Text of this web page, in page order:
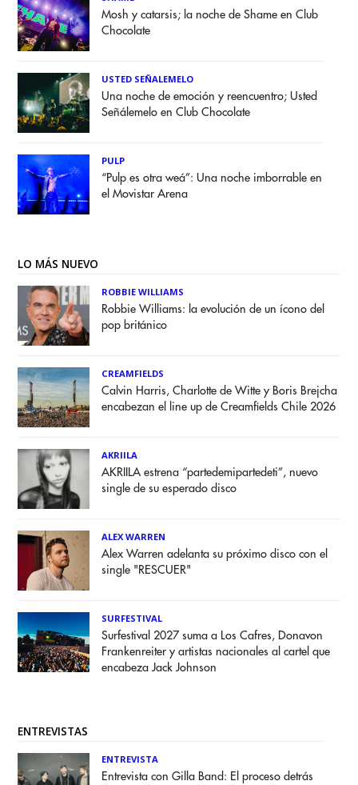
Mosh y catarsis; la noche de Shame en Club
Chocolate
USTED SEÑALEMELO
Una noche de emoción y reencuentro; Usted
Señálemelo en Club Chocolate
PULP
“Pulp es otra weá”: Una noche imborrable en
el Movistar Arena
LO MÁS NUEVO
ROBBIE WILLIAMS
Robbie Williams: la evolución de un ícono del
pop británico
CREAMFIELDS
Calvin Harris, Charlotte de Witte y Boris Brejcha
encabezan el line up de Creamfields Chile 2026
AKRIILA
AKRIILA estrena “partedemipartedeti”, nuevo
single de su esperado disco
ALEX WARREN
Alex Warren adelanta su próximo disco con el
single "RESCUER"
SURFESTIVAL
Surfestival 2027 suma a Los Cafres, Donavon
Frankenreiter y artistas nacionales al cartel que
encabeza Jack Johnson
ENTREVISTAS
ENTREVISTA
Entrevista con Gilla Band: El proceso detrás